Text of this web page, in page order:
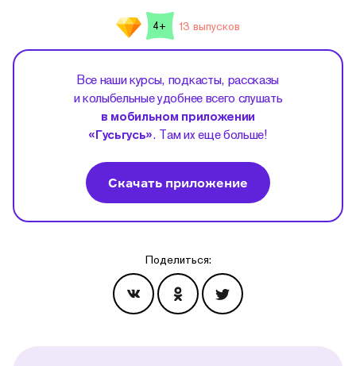
4+ 13 выпусков
Все наши курсы, подкасты, рассказы
и колыбельные удобнее всего слушать
в мобильном приложении
«Гусьгусь». Там их еще больше!
Скачать приложение
Поделиться: